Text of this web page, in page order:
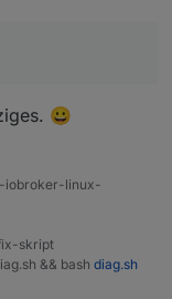
😀
iobroker-linux-
skript
&& bash diag.sh